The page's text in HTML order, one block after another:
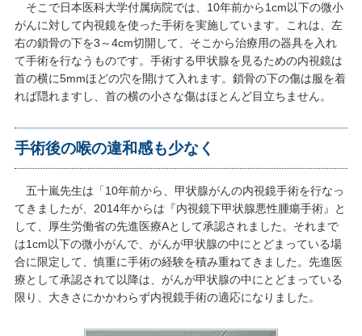
そこで日本医科大学付属病院では、10年前から1cm以下の微小
がんに対して内視鏡を使った手術を実施しています。これは、左
右の鎖骨の下を3～4cm切開して、そこから治療用の器具を入れ
て手術を行なうものです。手術する甲状腺を見るための内視鏡は
首の横に5mmほどの穴を開けて入れます。鎖骨の下の傷は服を着
れば隠れますし、首の横の小さな傷はほとんど目立ちません。
手術後の喉の違和感も少なく
五十嵐先生は「10年前から、甲状腺がんの内視鏡手術を行なっ
てきましたが、2014年からは『内視鏡下甲状腺悪性腫瘍手術』と
して、厚生労働省の先進医療Aとして承認されました。それまで
は1cm以下の微小がんで、がんが甲状腺の中にとどまっている場
合に限定して、慎重に手術の経験を積み重ねてきました。先進医
療として承認されて以降は、がんが甲状腺の中にとどまっている
限り、大きさにかかわらず内視鏡手術の適応になりました。